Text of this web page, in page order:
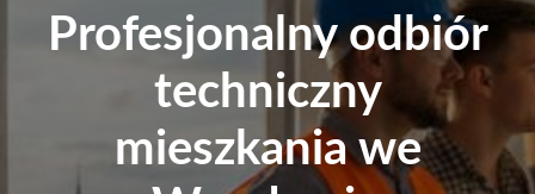
Profesjonalny odbiór
techniczny
mieszkania we